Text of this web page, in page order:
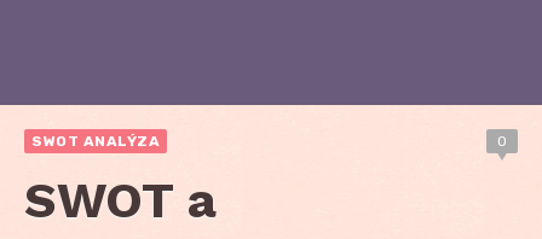
SWOT ANALÝZA 0
SWOT a